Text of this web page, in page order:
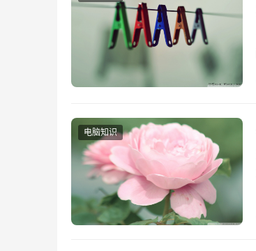
电脑知识